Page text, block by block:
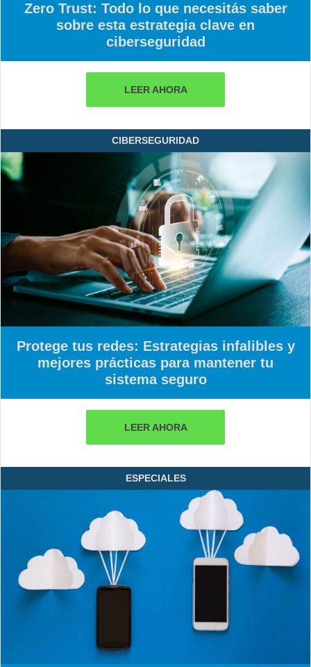
Zero Trust: Todo lo que necesitás saber
sobre esta estrategia clave en
ciberseguridad
LEER AHORA
CIBERSEGURIDAD
Protege tus redes: Estrategias infalibles y
mejores prácticas para mantener tu
sistema seguro
LEER AHORA
ESPECIALES